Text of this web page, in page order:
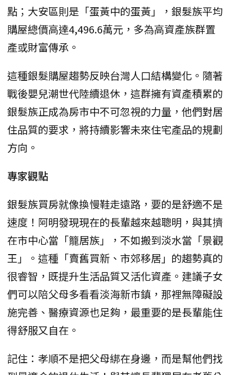
點；大安區則是「蛋黃中的蛋黃」，銀髮族平均
購屋總價高達4,496.6萬元，多為高資產族群置
產或財富傳承。
這種銀髮購屋趨勢反映台灣人口結構變化。隨著
戰後嬰兒潮世代陸續退休，這群擁有資產積累的
銀髮族正成為房市中不可忽視的力量，他們對居
住品質的要求，將持續影響未來住宅產品的規劃
方向。
專家觀點
銀髮族買房就像換慢鞋走遠路，要的是舒適不是
速度！阿明發現現在的長輩越來越聰明，與其擠
在市中心當「籠居族」，不如搬到淡水當「景觀
王」。這種「賣舊買新、市郊移居」的趨勢真的
很睿智，既提升生活品質又活化資產。建議子女
們可以陪父母多看看淡海新市鎮，那裡無障礙設
施完善、醫療資源也足夠，最重要的是長輩能住
得舒服又自在。
記住：孝順不是把父母綁在身邊，而是幫他們找